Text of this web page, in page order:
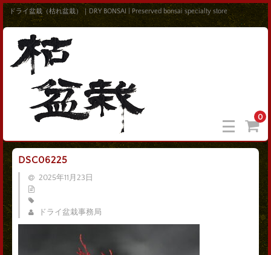
ドライ盆栽（枯れ盆栽）｜DRY BONSAI | Preserved bonsai specialty store
0
DSC06225
2025年11月23日
ドライ盆栽事務局